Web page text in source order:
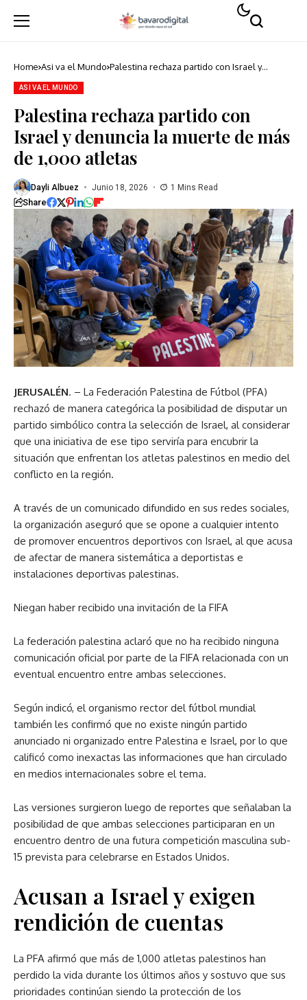
Home Asi va el Mundo Palestina rechaza partido con Israel y
ASI VA EL MUNDO
Palestina rechaza partido con
Israel y denuncia la muerte de más
de 1,000 atletas
Dayli Albuez Junio 18, 2026 1 Mins Read
Share
JERUSALÉN. – La Federación Palestina de Fútbol (PFA)
rechazó de manera categórica la posibilidad de disputar un
partido simbólico contra la selección de Israel, al considerar
que una iniciativa de ese tipo serviría para encubrir la
situación que enfrentan los atletas palestinos en medio del
conflicto en la región.
A través de un comunicado difundido en sus redes sociales,
la organización aseguró que se opone a cualquier intento
de promover encuentros deportivos con Israel, al que acusa
de afectar de manera sistemática a deportistas e
instalaciones deportivas palestinas.
Niegan haber recibido una invitación de la FIFA
La federación palestina aclaró que no ha recibido ninguna
comunicación oficial por parte de la FIFA relacionada con un
eventual encuentro entre ambas selecciones.
Según indicó, el organismo rector del fútbol mundial
también les confirmó que no existe ningún partido
anunciado ni organizado entre Palestina e Israel, por lo que
calificó como inexactas las informaciones que han circulado
en medios internacionales sobre el tema.
Las versiones surgieron luego de reportes que señalaban la
posibilidad de que ambas selecciones participaran en un
encuentro dentro de una futura competición masculina sub-
15 prevista para celebrarse en Estados Unidos.
Acusan a Israel y exigen
rendición de cuentas
La PFA afirmó que más de 1,000 atletas palestinos han
perdido la vida durante los últimos años y sostuvo que sus
prioridades continúan siendo la protección de los